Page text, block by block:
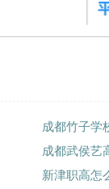
成都竹子学
成都武侯艺
新津职高怎